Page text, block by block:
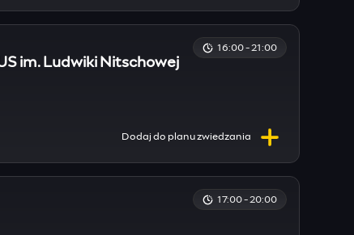
im. Ludwiki Nitschowej
Dodaj do planuzwiedzania
16:00 - 21:00
17:00 - 20:00